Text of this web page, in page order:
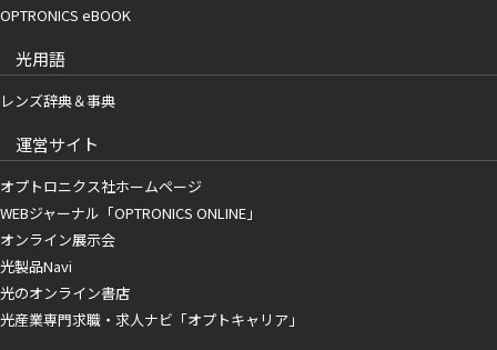
OPTRONICS eBOOK
光用語
レンズ辞典＆事典
運営サイト
オプトロニクス社ホームページ
WEBジャーナル「OPTRONICS ONLINE」
オンライン展示会
光製品Navi
光のオンライン書店
光産業専門求職・求人ナビ「オプトキャリア」